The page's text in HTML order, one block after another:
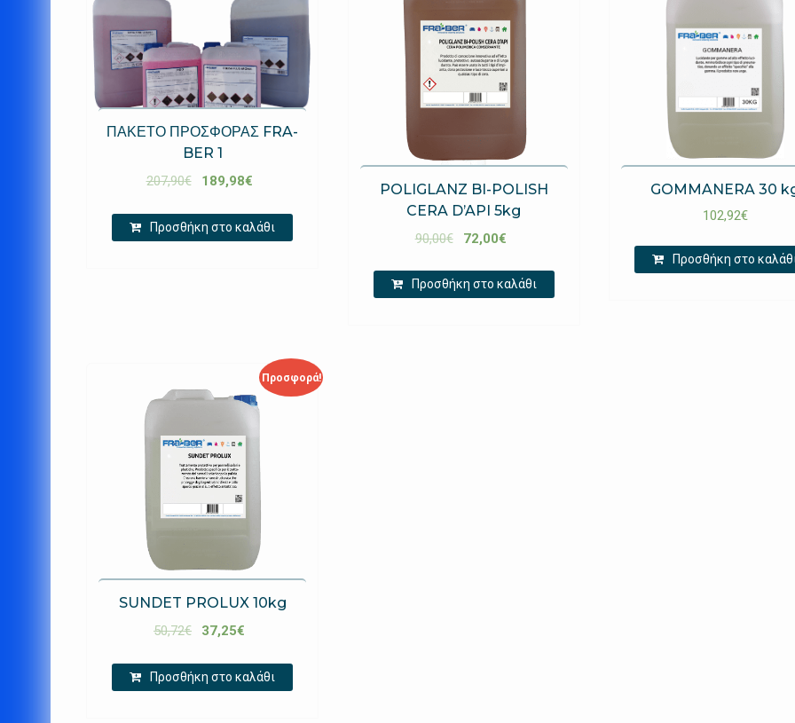
ΠΑΚΕΤΟ ΠΡΟΣΦΟΡΑΣ FRA-
BER 1
207,90€ 189,98€
Προσθήκη στο καλάθι
POLIGLANZ BI-POLISH
CERA D’API 5kg
90,00€ 72,00€
Προσθήκη στο καλάθι
GOMMANERA 30
102,92€
Προσθήκη στο
Προσφορά!
SUNDET PROLUX 10kg
50,72€ 37,25€
Προσθήκη στο καλάθι